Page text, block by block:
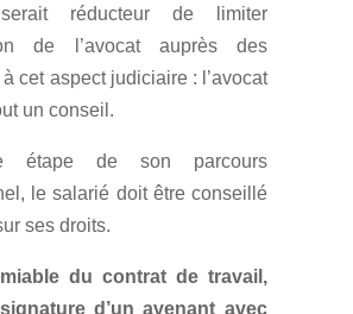
réducteur de limiter
de l’avocat auprès des
cet aspect judiciaire : l’avocat
un conseil.
étape de son parcours
le salarié doit être conseillé
ses droits.
du contrat de travail,
d’un avenant avec